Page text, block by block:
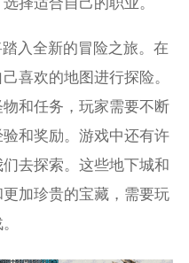
择适合自己的职业。
入全新的冒险之旅。在
喜欢的地图进行探险。
和任务，玩家需要不断
和奖励。游戏中还有许
去探索。这些地下城和
加珍贵的宝藏，需要玩